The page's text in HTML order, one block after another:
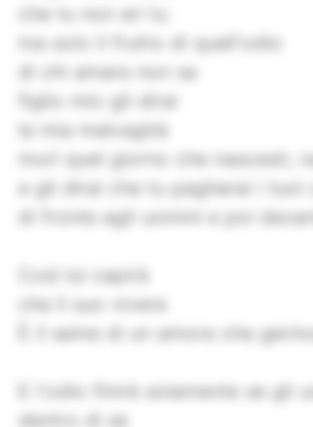
che tu non eri tu
ma solo il frutto di quell'odio
di chi amare non sa
figlio mio gli dirai
la mia malvagità
morì quel giorno che nascesti,
e gli dirai che tu pagherai i tuoi
di fronte agli uomini e poi
Così lui capirà
che il suo vivere
È il seme di un amore che
E l'odio finirà solamente se gli
dentro di se